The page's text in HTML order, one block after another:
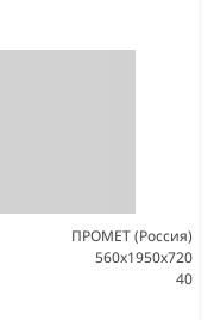
ПРОМЕТ (Россия)
560x1950x720
40